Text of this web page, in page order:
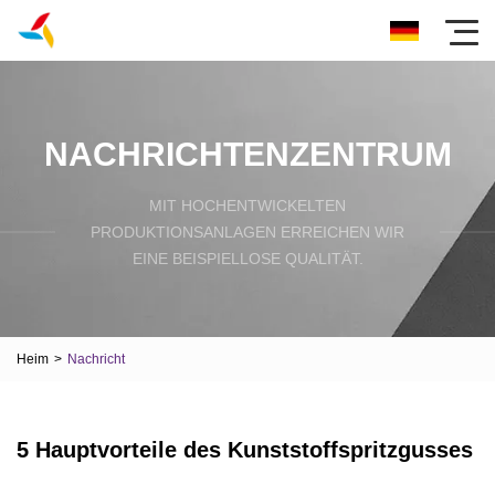
NACHRICHTENZENTRUM
MIT HOCHENTWICKELTEN
PRODUKTIONSANLAGEN ERREICHEN WIR
EINE BEISPIELLOSE QUALITÄT.
Heim > Nachricht
5 Hauptvorteile des Kunststoffspritzgusses